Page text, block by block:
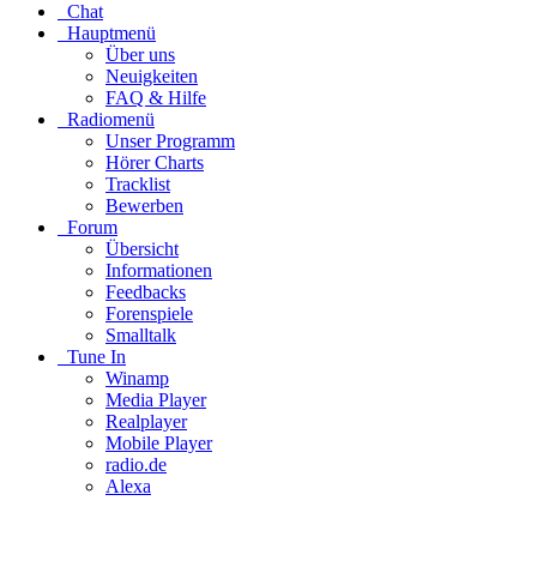
Chat
Hauptmenü
Über uns
Neuigkeiten
FAQ & Hilfe
Radiomenü
Unser Programm
Hörer Charts
Tracklist
Bewerben
Forum
Übersicht
Informationen
Feedbacks
Forenspiele
Smalltalk
Tune In
Winamp
Media Player
Realplayer
Mobile Player
radio.de
Alexa